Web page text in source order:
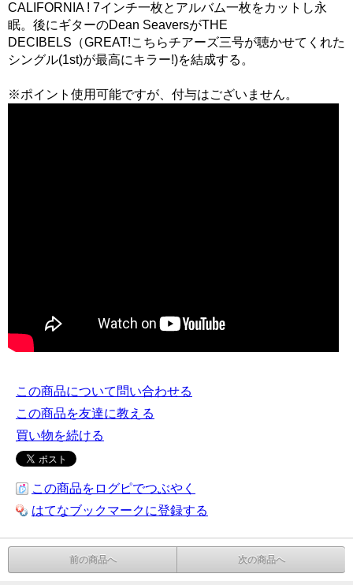
CALIFORNIA ! 7インチ一枚とアルバム一枚をカットし永
眠。後にギターのDean SeaversがTHE
DECIBELS（GREAT!こちらチアーズ三号が聴かせてくれた
シングル(1st)が最高にキラー!)を結成する。
※ポイント使用可能ですが、付与はございません。
この商品について問い合わせる
この商品を友達に教える
買い物を続ける
この商品をログピでつぶやく
はてなブックマークに登録する
前の商品へ 次の商品へ